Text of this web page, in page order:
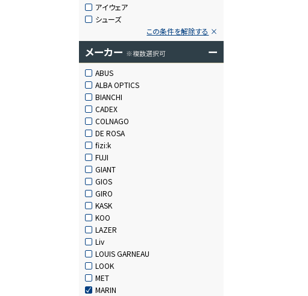
アイウェア
シューズ
この条件を解除する
メーカー ※複数選択可 ー
ABUS
ALBA OPTICS
BIANCHI
CADEX
COLNAGO
DE ROSA
fizi:k
FUJI
GIANT
GIOS
GIRO
KASK
KOO
LAZER
Liv
LOUIS GARNEAU
LOOK
MET
MARIN